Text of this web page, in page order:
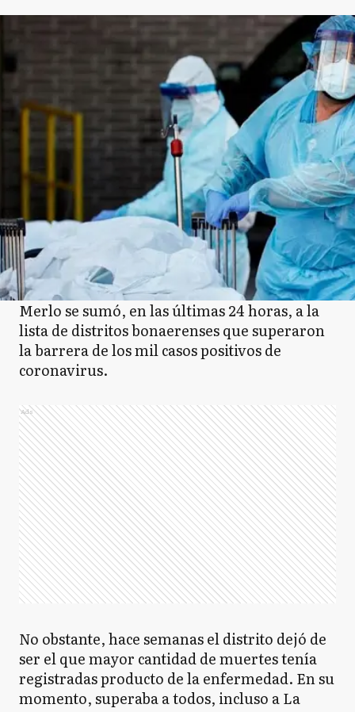
Merlo se sumó, en las últimas 24 horas, a la
lista de distritos bonaerenses que superaron
la barrera de los mil casos positivos de
coronavirus.
Ads
No obstante, hace semanas el distrito dejó de
ser el que mayor cantidad de muertes tenía
registradas producto de la enfermedad. En su
momento, superaba a todos, incluso a La